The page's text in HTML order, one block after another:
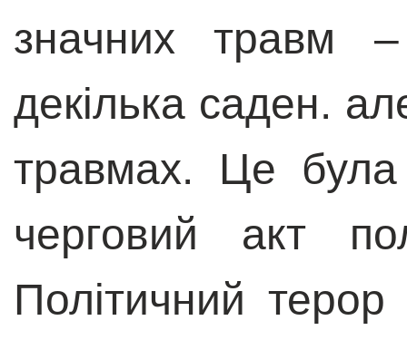
значних травм
декілька саден.
травмах. Це
черговий акт
Політичний